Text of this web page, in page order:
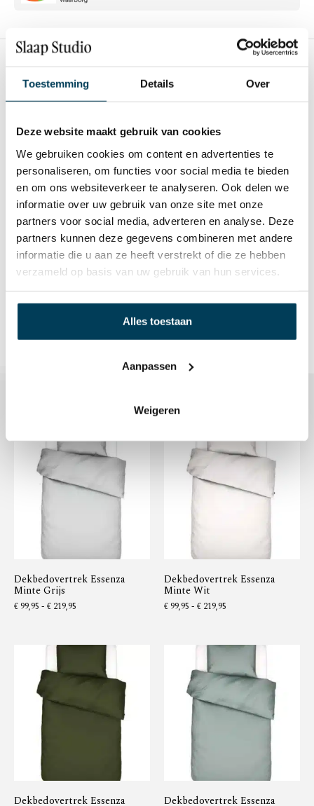
Toestemming Details Over
Deze website maakt gebruik van cookies
We gebruiken cookies om content en advertenties te
personaliseren, om functies voor social media te bieden
en om ons websiteverkeer te analyseren. Ook delen we
informatie over uw gebruik van onze site met onze
partners voor social media, adverteren en analyse. Deze
partners kunnen deze gegevens combineren met andere
informatie die u aan ze heeft verstrekt of die ze hebben
verzameld op basis van uw gebruik van hun services.
Alles toestaan
Aanpassen
Weigeren
Aanvullende informatie
Maat
1p set 140×220+60×70, 2p set 260×220+2/60×70, 2p
set 200×220+2/60×70, 2p set 240×220+2/60×70
Olive
Materiaal
100% katoen satijn
Merk
Gerelateerde producten
Dekbedovertrek Essenza
Minte Grijs
€ 99,95 - € 219,95
Dekbedovertrek Essenza
Minte Wit
€ 99,95 - € 219,95
Dekbedovertrek Essenza Dekbedovertrek Essenza